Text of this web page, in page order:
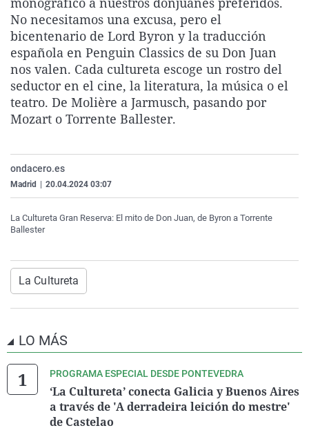
La rosa de los vientos
Gente viajera
Como el perro y el
Caso
Retornados
Equipo de
Operación Viuda
Extremadura
Galicia
La Rioja
Navarra
País Vasco
Virales
Televisión
Elecciones
No necesitamos una excusa, pero el
bicentenario de Lord Byron y la traducción
española en Penguin Classics de su Don Juan
nos valen. Cada cultureta escoge un rostro del
seductor en el cine, la literatura, la música o el
teatro. De Molière a Jarmusch, pasando por
Mozart o Torrente Ballester.
ondacero.es
Madrid 20.04.2024 03:07
La Cultureta Gran Reserva: El mito de Don Juan, de Byron a Torrente
Ballester
La Cultureta
LO MÁS
PROGRAMA ESPECIAL DESDE PONTEVEDRA
‘La Cultureta’ conecta Galicia y Buenos Aires
a través de 'A derradeira leición do mestre'
de Castelao